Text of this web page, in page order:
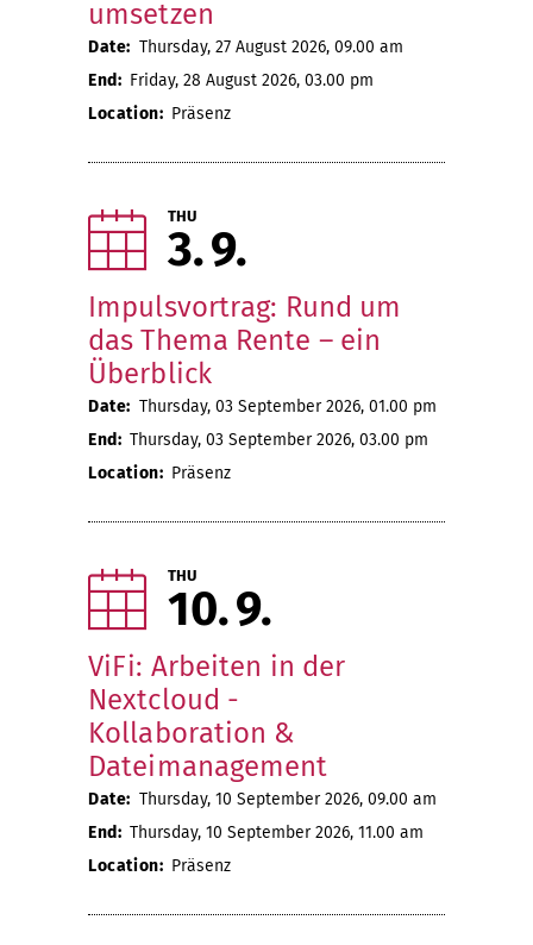
umsetzen
Date: Thursday, 27 August 2026, 09.00 am
End: Friday, 28 August 2026, 03.00 pm
Location: Präsenz
THU
3 9
Impulsvortrag: Rund um
das Thema Rente – ein
Überblick
Date: Thursday, 03 September 2026, 01.00 pm
End: Thursday, 03 September 2026, 03.00 pm
Location: Präsenz
THU
10 9
ViFi: Arbeiten in der
Nextcloud -
Kollaboration &
Dateimanagement
Date: Thursday, 10 September 2026, 09.00 am
End: Thursday, 10 September 2026, 11.00 am
Location: Präsenz